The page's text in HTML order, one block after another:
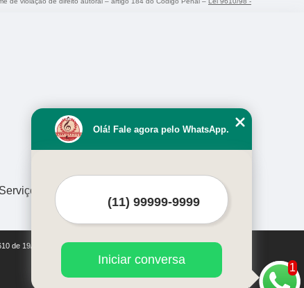
de 19/02/1998)
1
Olá! Fale agora pelo WhatsApp.
Iniciar conversa